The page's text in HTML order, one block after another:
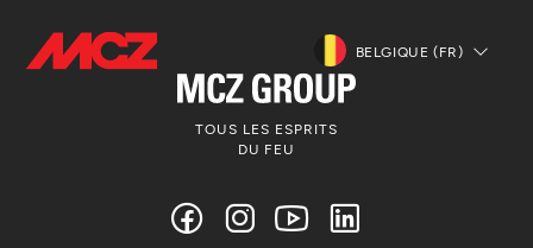
BELGIQUE (FR)
TOUS LES ESPRITS
DU FEU